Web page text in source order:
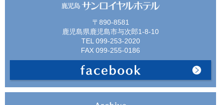
〒890-8581
鹿児島県鹿児島市与次郎1-8-10
TEL 099-253-2020
FAX 099-255-0186